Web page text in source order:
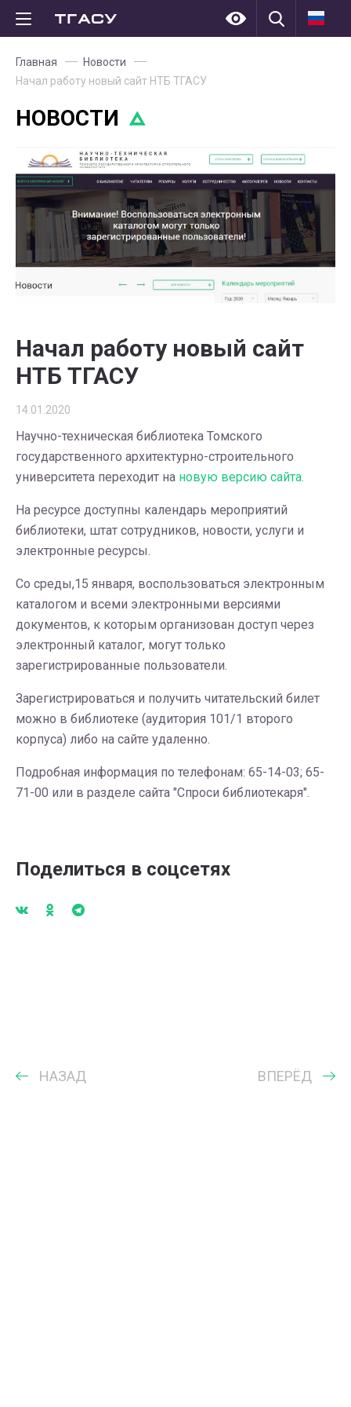
Главная
Новости
Начал работу новый сайт НТБ ТГАСУ
НОВОСТИ
Начал работу новый сайт
НТБ ТГАСУ
14.01.2020
Научно-техническая библиотека Томского
государственного архитектурно-строительного
университета переходит на новую версию сайта.
На ресурсе доступны календарь мероприятий
библиотеки, штат сотрудников, новости, услуги и
электронные ресурсы.
Со среды,15 января, воспользоваться электронным
каталогом и всеми электронными версиями
документов, к которым организован доступ через
электронный каталог, могут только
зарегистрированные пользователи.
Зарегистрироваться и получить читательский билет
можно в библиотеке (аудитория 101/1 второго
корпуса) либо на сайте удаленно.
Подробная информация по телефонам: 65-14-03; 65-
71-00 или в разделе сайта "Спроси библиотекаря".
Поделиться в соцсетях
НАЗАД ВПЕРЁД